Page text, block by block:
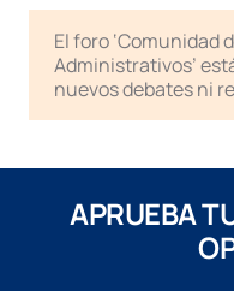
El foro ‘Comunidad
Administrativos’
nuevos debates ni
APRUEBA